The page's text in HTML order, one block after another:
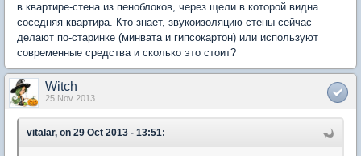
в квартире-стена из пеноблоков, через щели в которой видна
соседняя квартира. Кто знает, звукоизоляцию стены сейчас
делают по-старинке (минвата и гипсокартон) или используют
современные средства и сколько это стоит?
Witch
25 Nov 2013
vitalar, on 29 Oct 2013 - 13:51: